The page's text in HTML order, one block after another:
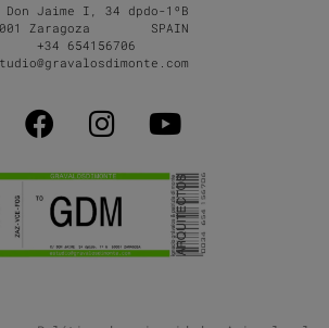
Don Jaime I, 34 dpdo-1ºB
Zaragoza SPAIN
+34 654156706